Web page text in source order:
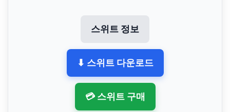
스위트 정보
⬇ 스위트 다운로드
💳 스위트 구매